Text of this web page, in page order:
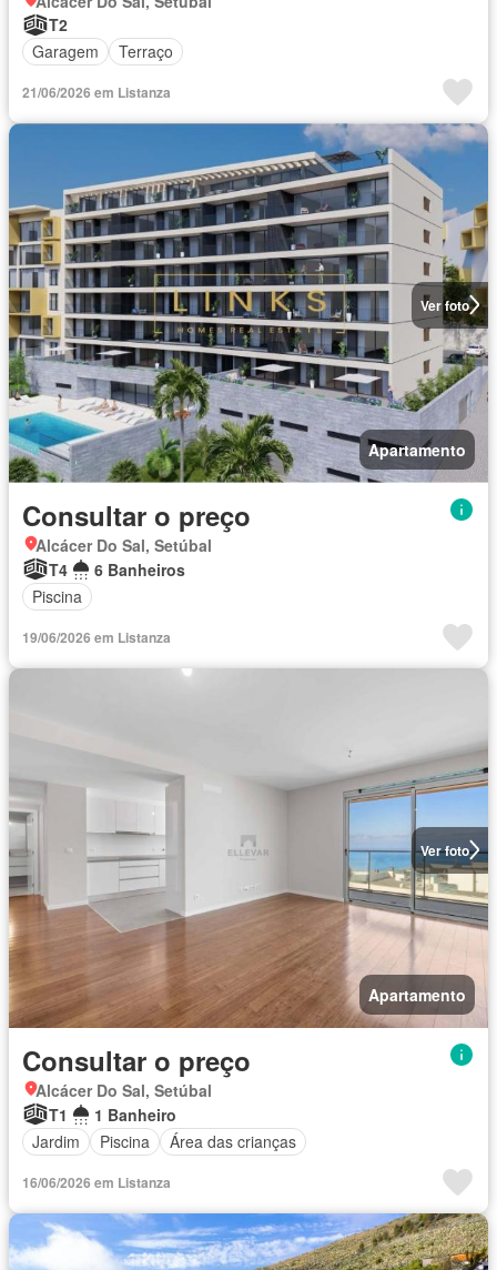
T2
Garagem
Terraço
21/06/2026 em Listanza
Ver foto
Apartamento
Consultar o preço
Alcácer Do Sal, Setúbal
T4
6 Banheiros
Piscina
19/06/2026 em Listanza
Ver foto
Apartamento
Consultar o preço
Alcácer Do Sal, Setúbal
T1
1 Banheiro
Jardim
Piscina Área das crianças
16/06/2026 em Listanza